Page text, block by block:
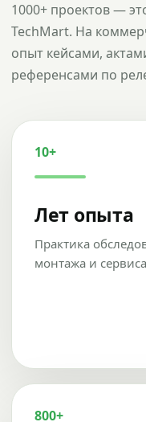
1000+ проектов —
TechMart. На
опыт кейсами,
референсами по
10+
Лет опыта
Практика
монтажа и
800+